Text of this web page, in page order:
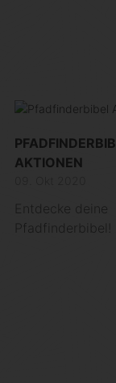
AKTIONEN
Entdecke deine
Pfadfinderbibel!